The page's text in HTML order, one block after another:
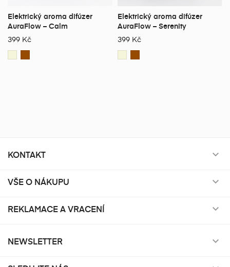
Elektrický aroma difúzer
AuraFlow – Calm
399 Kč
Elektrický aroma difúzer
AuraFlow – Serenity
399 Kč
KONTAKT 
VŠE O NÁKUPU 
REKLAMACE A VRACENÍ 
NEWSLETTER 